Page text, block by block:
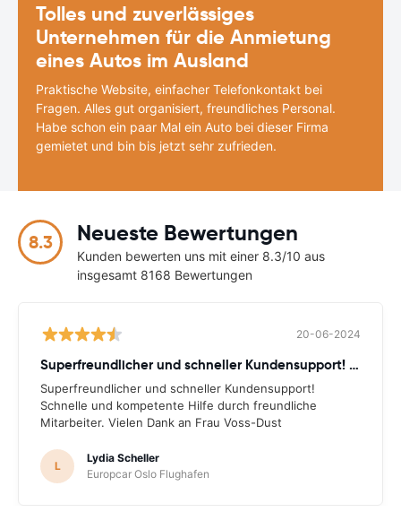
Tolles und zuverlässiges
Unternehmen für die Anmietung
eines Autos im Ausland
Praktische Website, einfacher Telefonkontakt bei
Fragen. Alles gut organisiert, freundliches Personal.
Habe schon ein paar Mal ein Auto bei dieser Firma
gemietet und bin bis jetzt sehr zufrieden.
8.3 Neueste Bewertungen
Kunden bewerten uns mit einer 8.3/10 aus
insgesamt 8168 Bewertungen
20-06-2024
Superfreundlicher und schneller Kundensupport! Schnelle
Superfreundlicher und schneller Kundensupport!
Schnelle und kompetente Hilfe durch freundliche
Mitarbeiter. Vielen Dank an Frau Voss-Dust
L
Lydia Scheller
Europcar Oslo Flughafen